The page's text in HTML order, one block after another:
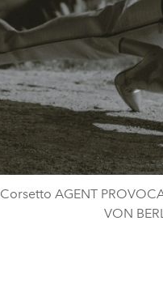
Corsetto AGENT
VON